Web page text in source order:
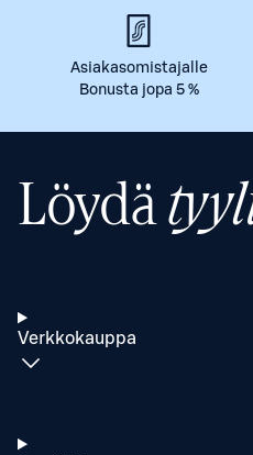
Asiakasomistajalle
Bonusta jopa 5 %
Löydä
Verkkokauppa